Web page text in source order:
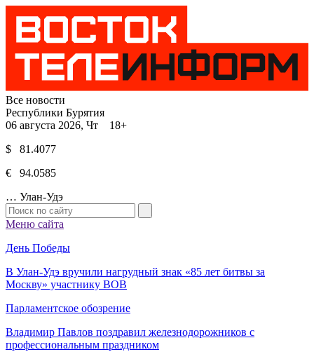
Все новости
Республики Бурятия
06 августа 2026, Чт 18+
$ 81.4077
€ 94.0585
… Улан-Удэ
Меню сайта
День Победы
В Улан-Удэ вручили нагрудный знак «85 лет битвы за
Москву» участнику ВОВ
Парламентское обозрение
Владимир Павлов поздравил железнодорожников с
профессиональным праздником